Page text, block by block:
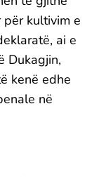
kultivim e
ai e
Dukagjin,
kenë edhe
në